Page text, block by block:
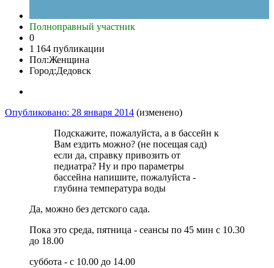
Полноправный участник
0
1 164 публикации
Пол:Женщина
Город:Дедовск
Опубликовано: 28 января 2014 (изменено)
Подскажите, пожалуйста, а в бассейн к
Вам ездить можно? (не посещая сад)
если да, справку привозить от
педиатра? Ну и про параметры
бассейна напишите, пожалуйста -
глубина температура воды
Да, можно без детского сада.
Пока это среда, пятница - сеансы по 45 мин с 10.30
до 18.00
суббота - с 10.00 до 14.00